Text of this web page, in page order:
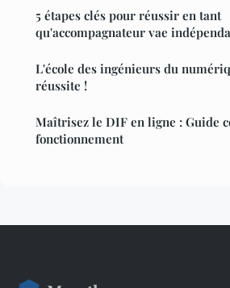
5 étapes clés pour réussir en tant
qu'accompagnateur vae
L'école des ingénieurs du
réussite !
Maîtrisez le DIF en ligne : Guide
fonctionnement